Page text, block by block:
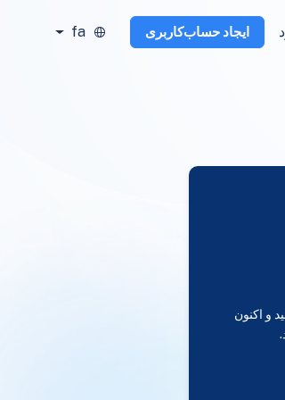
ایجاد حساب‌کاربری fa
و اکنون